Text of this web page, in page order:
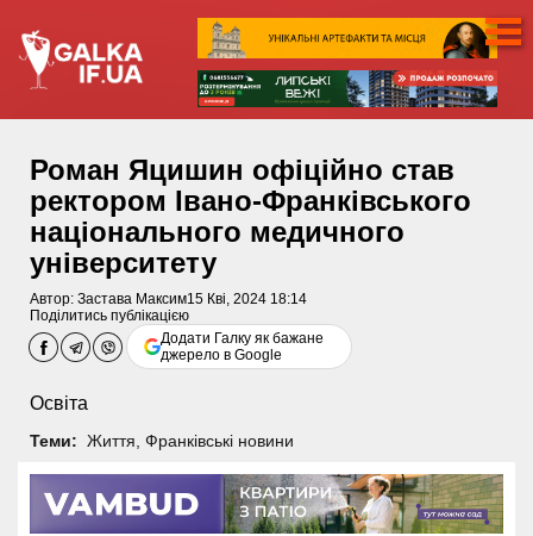
Роман Яцишин офіційно став
ректором Івано-Франківського
національного медичного
університету
Автор: Застава Максим15 Кві, 2024 18:14
Поділитись публікацією
Додати Галку як бажане
джерело в Google
Освіта
Теми: Життя Франківські новини